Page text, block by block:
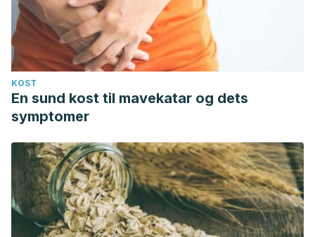
KOST
En sund kost til mavekatar og dets
symptomer